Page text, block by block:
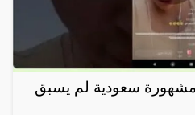
سعودية لم يسبق